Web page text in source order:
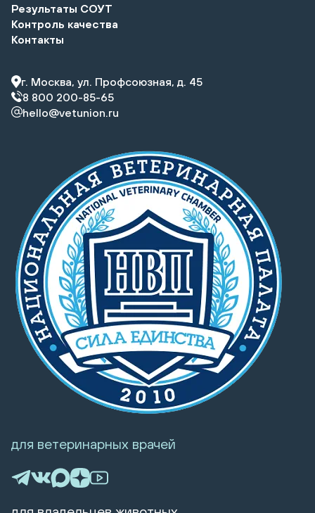
Результаты СОУТ
Контроль качества
Контакты
г. Москва, ул. Профсоюзная, д. 45
8 800 200-85-65
hello@vetunion.ru
для ветеринарных врачей